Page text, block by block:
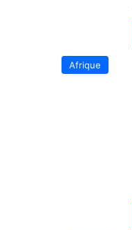
Afrique